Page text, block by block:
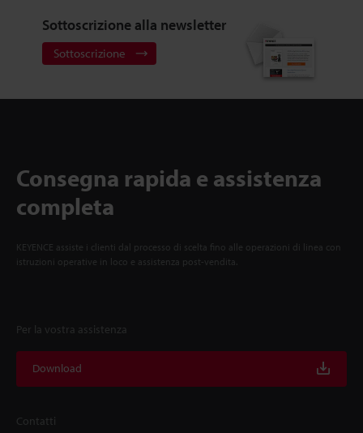
Sottoscrizione alla newsletter
Sottoscrizione
Consegna rapida e assistenza
completa
KEYENCE assiste i clienti dal processo di scelta fino alle operazioni di linea con
istruzioni operative in loco e assistenza post-vendita.
Per la vostra assistenza
Download
Contatti